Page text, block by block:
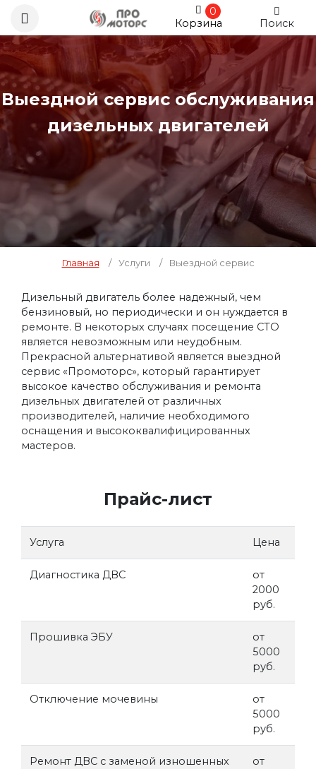
0
Корзина
Поиск
Выездной сервис обслуживания
дизельных двигателей
Главная / Услуги / Выездной сервис
Дизельный двигатель более надежный, чем
бензиновый, но периодически и он нуждается в
ремонте. В некоторых случаях посещение СТО
является невозможным или неудобным.
Прекрасной альтернативой является выездной
сервис «Промоторс», который гарантирует
высокое качество обслуживания и ремонта
дизельных двигателей от различных
производителей, наличие необходимого
оснащения и высококвалифицированных
мастеров.
Прайс-лист
Услуга Цена
Диагностика ДВС
от
2000
руб.
Прошивка ЭБУ
от
5000
руб.
Отключение мочевины
от
5000
руб.
Ремонт ДВС с заменой изношенных
от